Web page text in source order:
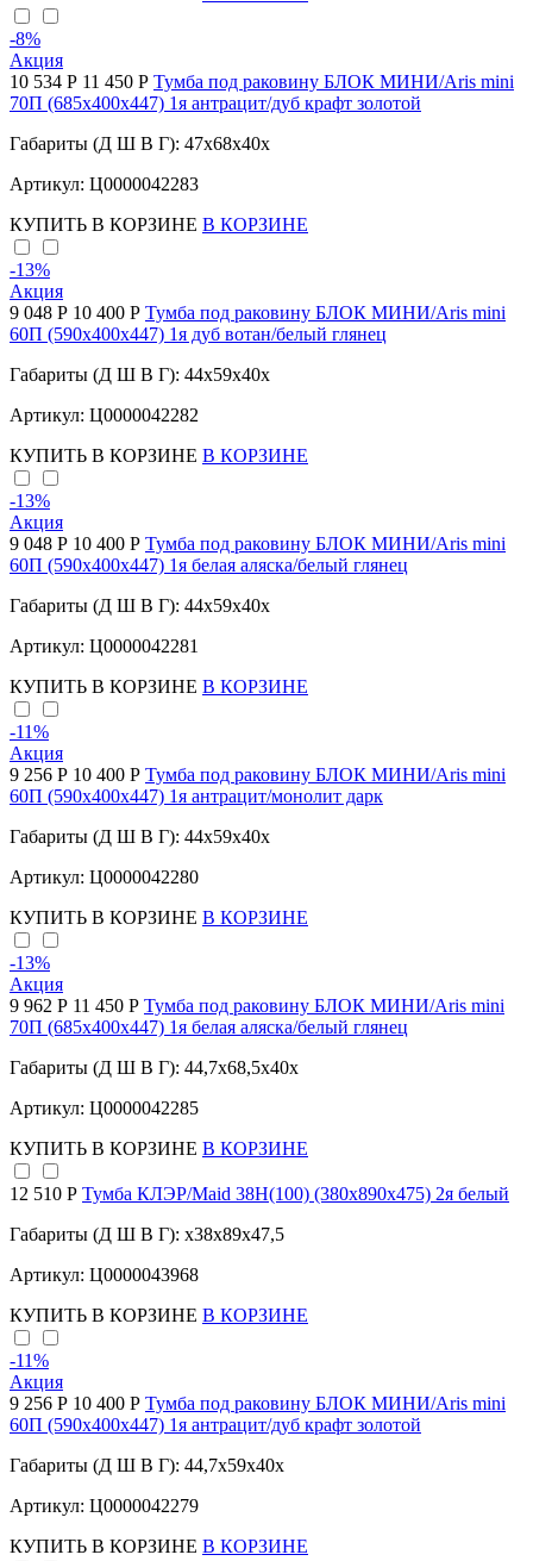
-8%
Акция
10 534 Р 11 450 Р Тумба под раковину БЛОК МИНИ/Aris mini
70П (685х400х447) 1я антрацит/дуб крафт золотой
Габариты (Д Ш В Г): 47x68x40x
Артикул: Ц0000042283
КУПИТЬ В КОРЗИНЕ В КОРЗИНЕ
-13%
Акция
9 048 Р 10 400 Р Тумба под раковину БЛОК МИНИ/Aris mini
60П (590х400х447) 1я дуб вотан/белый глянец
Габариты (Д Ш В Г): 44x59x40x
Артикул: Ц0000042282
КУПИТЬ В КОРЗИНЕ В КОРЗИНЕ
-13%
Акция
9 048 Р 10 400 Р Тумба под раковину БЛОК МИНИ/Aris mini
60П (590х400х447) 1я белая аляска/белый глянец
Габариты (Д Ш В Г): 44x59x40x
Артикул: Ц0000042281
КУПИТЬ В КОРЗИНЕ В КОРЗИНЕ
-11%
Акция
9 256 Р 10 400 Р Тумба под раковину БЛОК МИНИ/Aris mini
60П (590х400х447) 1я антрацит/монолит дарк
Габариты (Д Ш В Г): 44x59x40x
Артикул: Ц0000042280
КУПИТЬ В КОРЗИНЕ В КОРЗИНЕ
-13%
Акция
9 962 Р 11 450 Р Тумба под раковину БЛОК МИНИ/Aris mini
70П (685х400х447) 1я белая аляска/белый глянец
Габариты (Д Ш В Г): 44,7x68,5x40x
Артикул: Ц0000042285
КУПИТЬ В КОРЗИНЕ В КОРЗИНЕ
12 510 Р Тумба КЛЭР/Maid 38Н(100) (380х890х475) 2я белый
Габариты (Д Ш В Г): x38x89x47,5
Артикул: Ц0000043968
КУПИТЬ В КОРЗИНЕ В КОРЗИНЕ
-11%
Акция
9 256 Р 10 400 Р Тумба под раковину БЛОК МИНИ/Aris mini
60П (590х400х447) 1я антрацит/дуб крафт золотой
Габариты (Д Ш В Г): 44,7x59x40x
Артикул: Ц0000042279
КУПИТЬ В КОРЗИНЕ В КОРЗИНЕ